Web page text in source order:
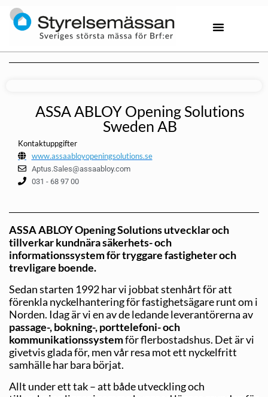
ASSA ABLOY Opening Solutions
Sweden AB
Kontaktuppgifter
www.assaabloyopeningsolutions.se
Aptus.Sales@assaabloy.com
031 - 68 97 00
ASSA ABLOY Opening Solutions utvecklar och
tillverkar kund­nära säkerhets- och
informationssystem för tryggare fastigheter och
trevligare boende.
Sedan starten 1992 har vi jobbat stenhårt för att
förenkla nyckelhantering för fastighetsägare runt om i
Norden. Idag är vi en av de ledande leverantörerna av
passage-, bokning-, porttelefoni- och
kommunikationssystemför flerbostadshus. Det är vi
givetvis glada för, men vår resa mot ett nyckelfritt
samhälle har bara börjat.
Allt under ett tak – att både utveckling och